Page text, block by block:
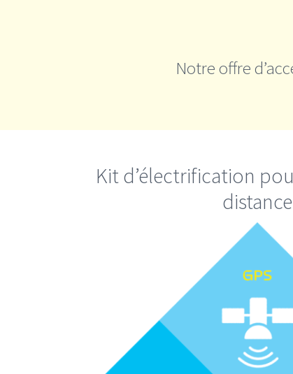
Notre offre
Kit d’électrification
distance